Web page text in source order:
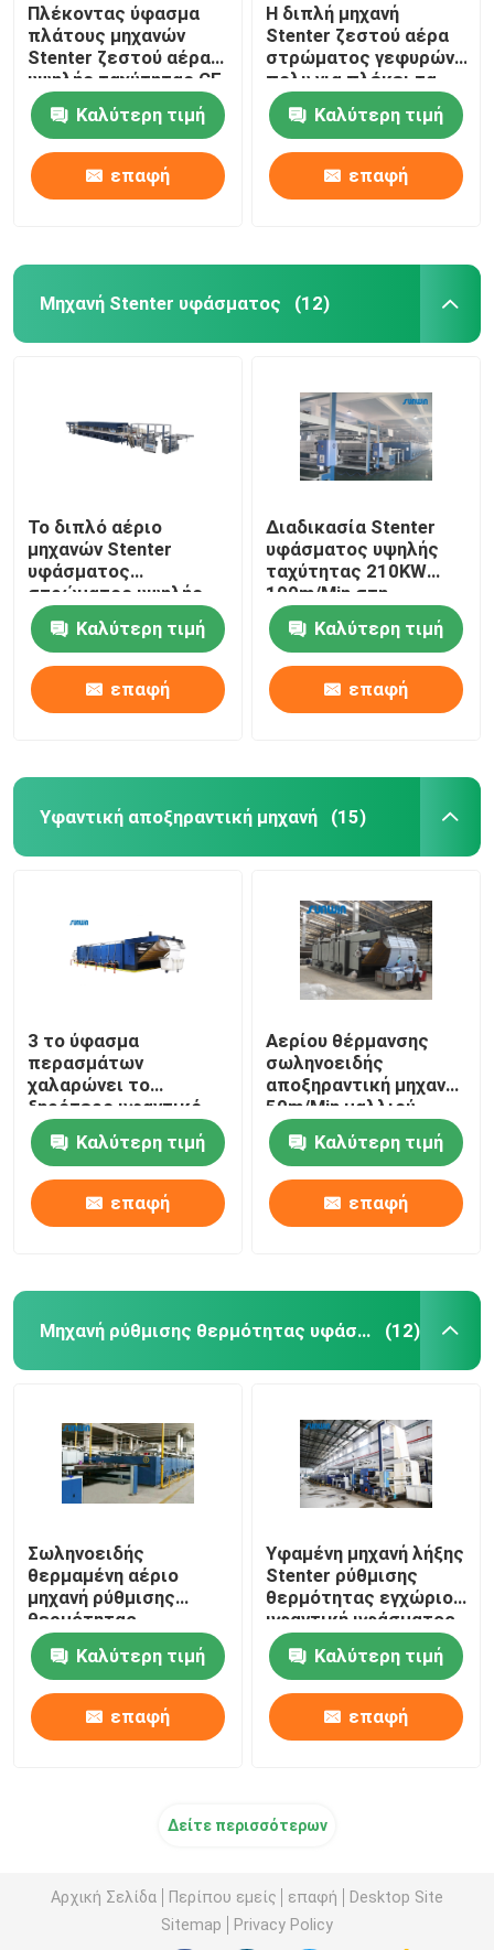
Πλέκοντας ύφασμα
πλάτους μηχανών
Stenter ζεστού αέρα
υψηλής ταχύτητας CE
που τελειώνει
2400mmΚαλύτερη τιμή
επαφή
Η διπλή μηχανή
Stenter ζεστού αέρα
στρώματος γεφυρών
πολυ για πλέκει τα
υφαμένα υφάσματα
Καλύτερη τιμή
επαφή
Μηχανή Stenter υφάσματος (12)
Το διπλό αέριο
μηχανών Stenter
υφάσματος
στρώματος υψηλής
ταχύτητας που
θερμαίνεται για
πλέκει το ύφασμα
Καλύτερη τιμή
επαφή
Διαδικασία Stenter
υφάσματος υψηλής
ταχύτητας 210KW
100m/Min στη
βιομηχανία
κλωστοϋφαντουργίας
2800mm
Καλύτερη τιμή
επαφή
Υφαντική αποξηραντική μηχανή (15)
3 το ύφασμα
περασμάτων
χαλαρώνει το
ξηρότερο υφαντικό
μπλε λευκό μηχανών
ξήρανσηςΚαλύτερη τιμή
επαφή
Αερίου θέρμανσης
σωληνοειδής
αποξηραντική μηχανή
50m/Min μαλλιού
μηχανών υφάσματος
ξηρότερη προ
Καλύτερη τιμή
επαφή
Μηχανή ρύθμισης θερμότητας υφάσματος (12)
Σωληνοειδής
θερμαμένη αέριο
μηχανή ρύθμισης
θερμότητας
υφάσματος για τα
υφάσματα 2200mm
πετσετών
Καλύτερη τιμή
επαφή
Υφαμένη μηχανή λήξης
Stenter ρύθμισης
θερμότητας εγχώριου
υφαντική υφάσματος
θερμαμένη πετρέλαιο
Καλύτερη τιμή
επαφή
Δείτε περισσότερων
Αρχική Σελίδα Περίπου εμείς επαφή
Desktop Site
Sitemap
Privacy Policy